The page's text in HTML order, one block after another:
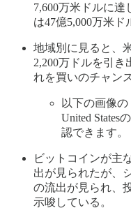
7,600万米ドルに
は47億5,000万米ド
地域別に見ると、
2,200万ドルを引き
れを買いのチャン
以下の画像の
United States
認できます。
ビットコインが主
出が見られたが、
の流出が見られ、
示唆している。